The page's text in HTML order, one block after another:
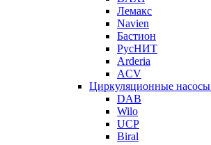
Лемакс
Navien
Бастион
РусНИТ
Arderia
ACV
Циркуляционные насосы
DAB
Wilo
UCP
Biral